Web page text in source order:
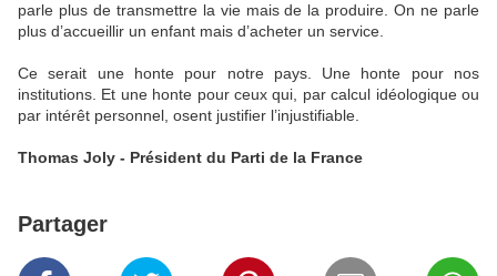
parle plus de transmettre la vie mais de la produire. On ne parle
plus d’accueillir un enfant mais d’acheter un service.
Ce serait une honte pour notre pays. Une honte pour nos
institutions. Et une honte pour ceux qui, par calcul idéologique ou
par intérêt personnel, osent justifier l’injustifiable.
Thomas Joly - Président du Parti de la France
Partager